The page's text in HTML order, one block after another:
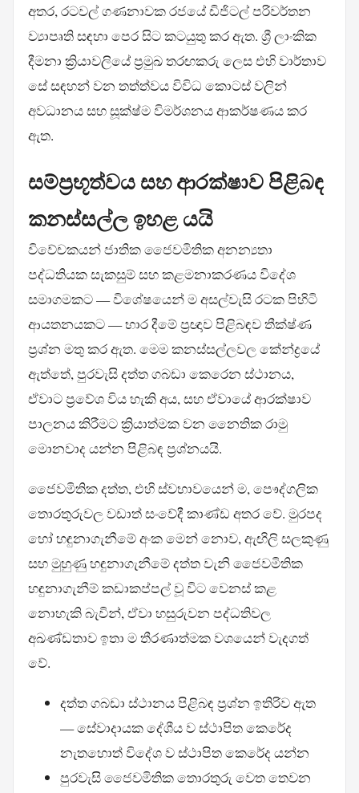
අතර, රටවල් ගණනාවක රජයේ ඩිජිටල් පරිවර්තන
ව්‍යාපෘති සඳහා පෙර සිට කටයුතු කර ඇත. ශ්‍රී ලාංකික
දීමනා ක්‍රියාවලියේ ප්‍රමුඛ තරඟකරු ලෙස එහි වාර්තාව
සේ සඳහන් වන තත්ත්වය විවිධ කොටස් වලින්
අවධානය සහ සූක්ෂ්ම විමර්ශනය ආකර්ෂණය කර
ඇත.
සම්ප්‍රභූත්වය සහ ආරක්ෂාව පිළිබඳ
කනස්සල්ල ඉහළ යයි
විවේචකයන් ජාතික ජෛවමිතික අනන්‍යතා
පද්ධතියක සැකසුම් සහ කළමනාකරණය විදේශ
සමාගමකට — විශේෂයෙන් ම අසල්වැසි රටක පිහිටි
ආයතනයකට — භාර දීමේ ප්‍රඥාව පිළිබඳව තීක්ෂ්ණ
ප්‍රශ්න මතු කර ඇත. මෙම කනස්සල්ලවල කේන්ද්‍රයේ
ඇත්තේ, පුරවැසි දත්ත ගබඩා කෙරෙන ස්ථානය,
ඒවාට ප්‍රවේශ විය හැකි අය, සහ ඒවායේ ආරක්ෂාව
පාලනය කිරීමට ක්‍රියාත්මක වන නෛතික රාමු
මොනවාද යන්න පිළිබඳ ප්‍රශ්නයයි.
ජෛවමිතික දත්ත, එහි ස්වභාවයෙන් ම, පෞද්ගලික
තොරතුරුවල වඩාත් සංවේදී කාණ්ඩ අතර වේ. මුරපද
හෝ හඳුනාගැනීමේ අංක මෙන් නොව, ඇඟිලි සලකුණු
සහ මුහුණු හඳුනාගැනීමේ දත්ත වැනි ජෛවමිතික
හඳුනාගැනීම් කඩාකප්පල් වූ විට වෙනස් කළ
නොහැකි බැවින්, ඒවා හසුරුවන පද්ධතිවල
අඛණ්ඩතාව ඉතා ම තීරණාත්මක වශයෙන් වැදගත්
වේ.
දත්ත ගබඩා ස්ථානය පිළිබඳ ප්‍රශ්න ඉතිරිව ඇත
— සේවාදායක දේශීය ව ස්ථාපිත කෙරේද
නැතහොත් විදේශ ව ස්ථාපිත කෙරේද යන්න
පුරවැසි ජෛවමිතික තොරතුරු වෙත තෙවන